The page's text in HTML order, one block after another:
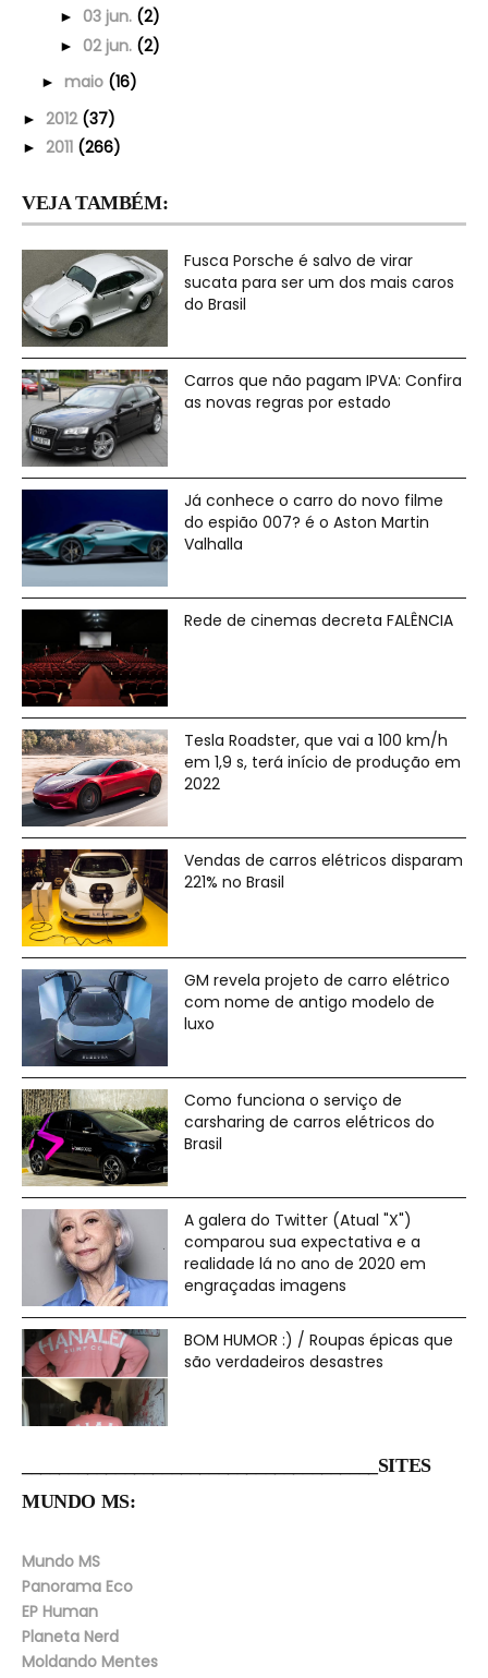
► 03 jun. (2)
► 02 jun. (2)
► maio (16)
► 2012 (37)
► 2011 (266)
VEJA TAMBÉM:
Fusca Porsche é salvo de virar
sucata para ser um dos mais caros
do Brasil
Carros que não pagam IPVA: Confira
as novas regras por estado
Já conhece o carro do novo filme
do espião 007? é o Aston Martin
Valhalla
Rede de cinemas decreta FALÊNCIA
Tesla Roadster, que vai a 100 km/h
em 1,9 s, terá início de produção em
2022
Vendas de carros elétricos disparam
221% no Brasil
GM revela projeto de carro elétrico
com nome de antigo modelo de
luxo
Como funciona o serviço de
carsharing de carros elétricos do
Brasil
A galera do Twitter (Atual "X")
comparou sua expectativa e a
realidade lá no ano de 2020 em
engraçadas imagens
BOM HUMOR :) / Roupas épicas que
são verdadeiros desastres
______________________________________SITES
MUNDO MS:
Mundo MS
Panorama Eco
EP Human
Planeta Nerd
Moldando Mentes